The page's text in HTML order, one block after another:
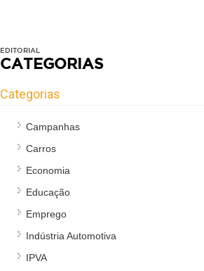
EDITORIAL
CATEGORIAS
Categorias
Campanhas
Carros
Economia
Educação
Emprego
Indústria Automotiva
IPVA